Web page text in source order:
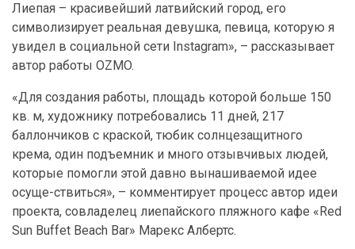
Лиепая – красивейший латвийский город, его
символизирует реальная девушка, певица, которую я
увидел в социальной сети Instagram», – рассказывает
автор работы OZMO.
«Для создания работы, площадь которой больше 150
кв. м, художнику потребовались 11 дней, 217
баллончиков с краской, тюбик солнцезащитного
крема, один подъемник и много отзывчивых людей,
которые помогли этой давно вынашиваемой идее
осуще-ствиться», – комментирует процесс автор идеи
проекта, совладелец лиепайского пляжного кафе «Red
Sun Buffet Beach Bar» Марекс Албертс.